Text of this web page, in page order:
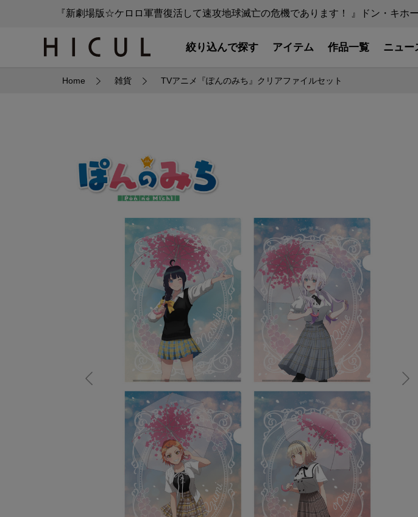
『新劇場版☆ケロロ軍曹復活して速攻地球滅亡の危機であります！ 』ドン・キホ
絞り込んで探す アイテム 作品一覧 ニュー
Home 雑貨 TVアニメ『ぽんのみち』クリアファイルセット